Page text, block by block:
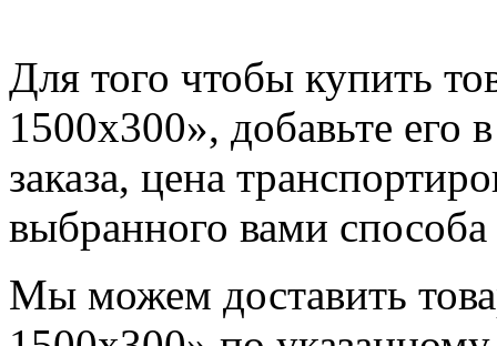
Для того чтобы купить
1500х300», добавьте его
заказа, цена
выбранного вами способа
Мы можем доставить